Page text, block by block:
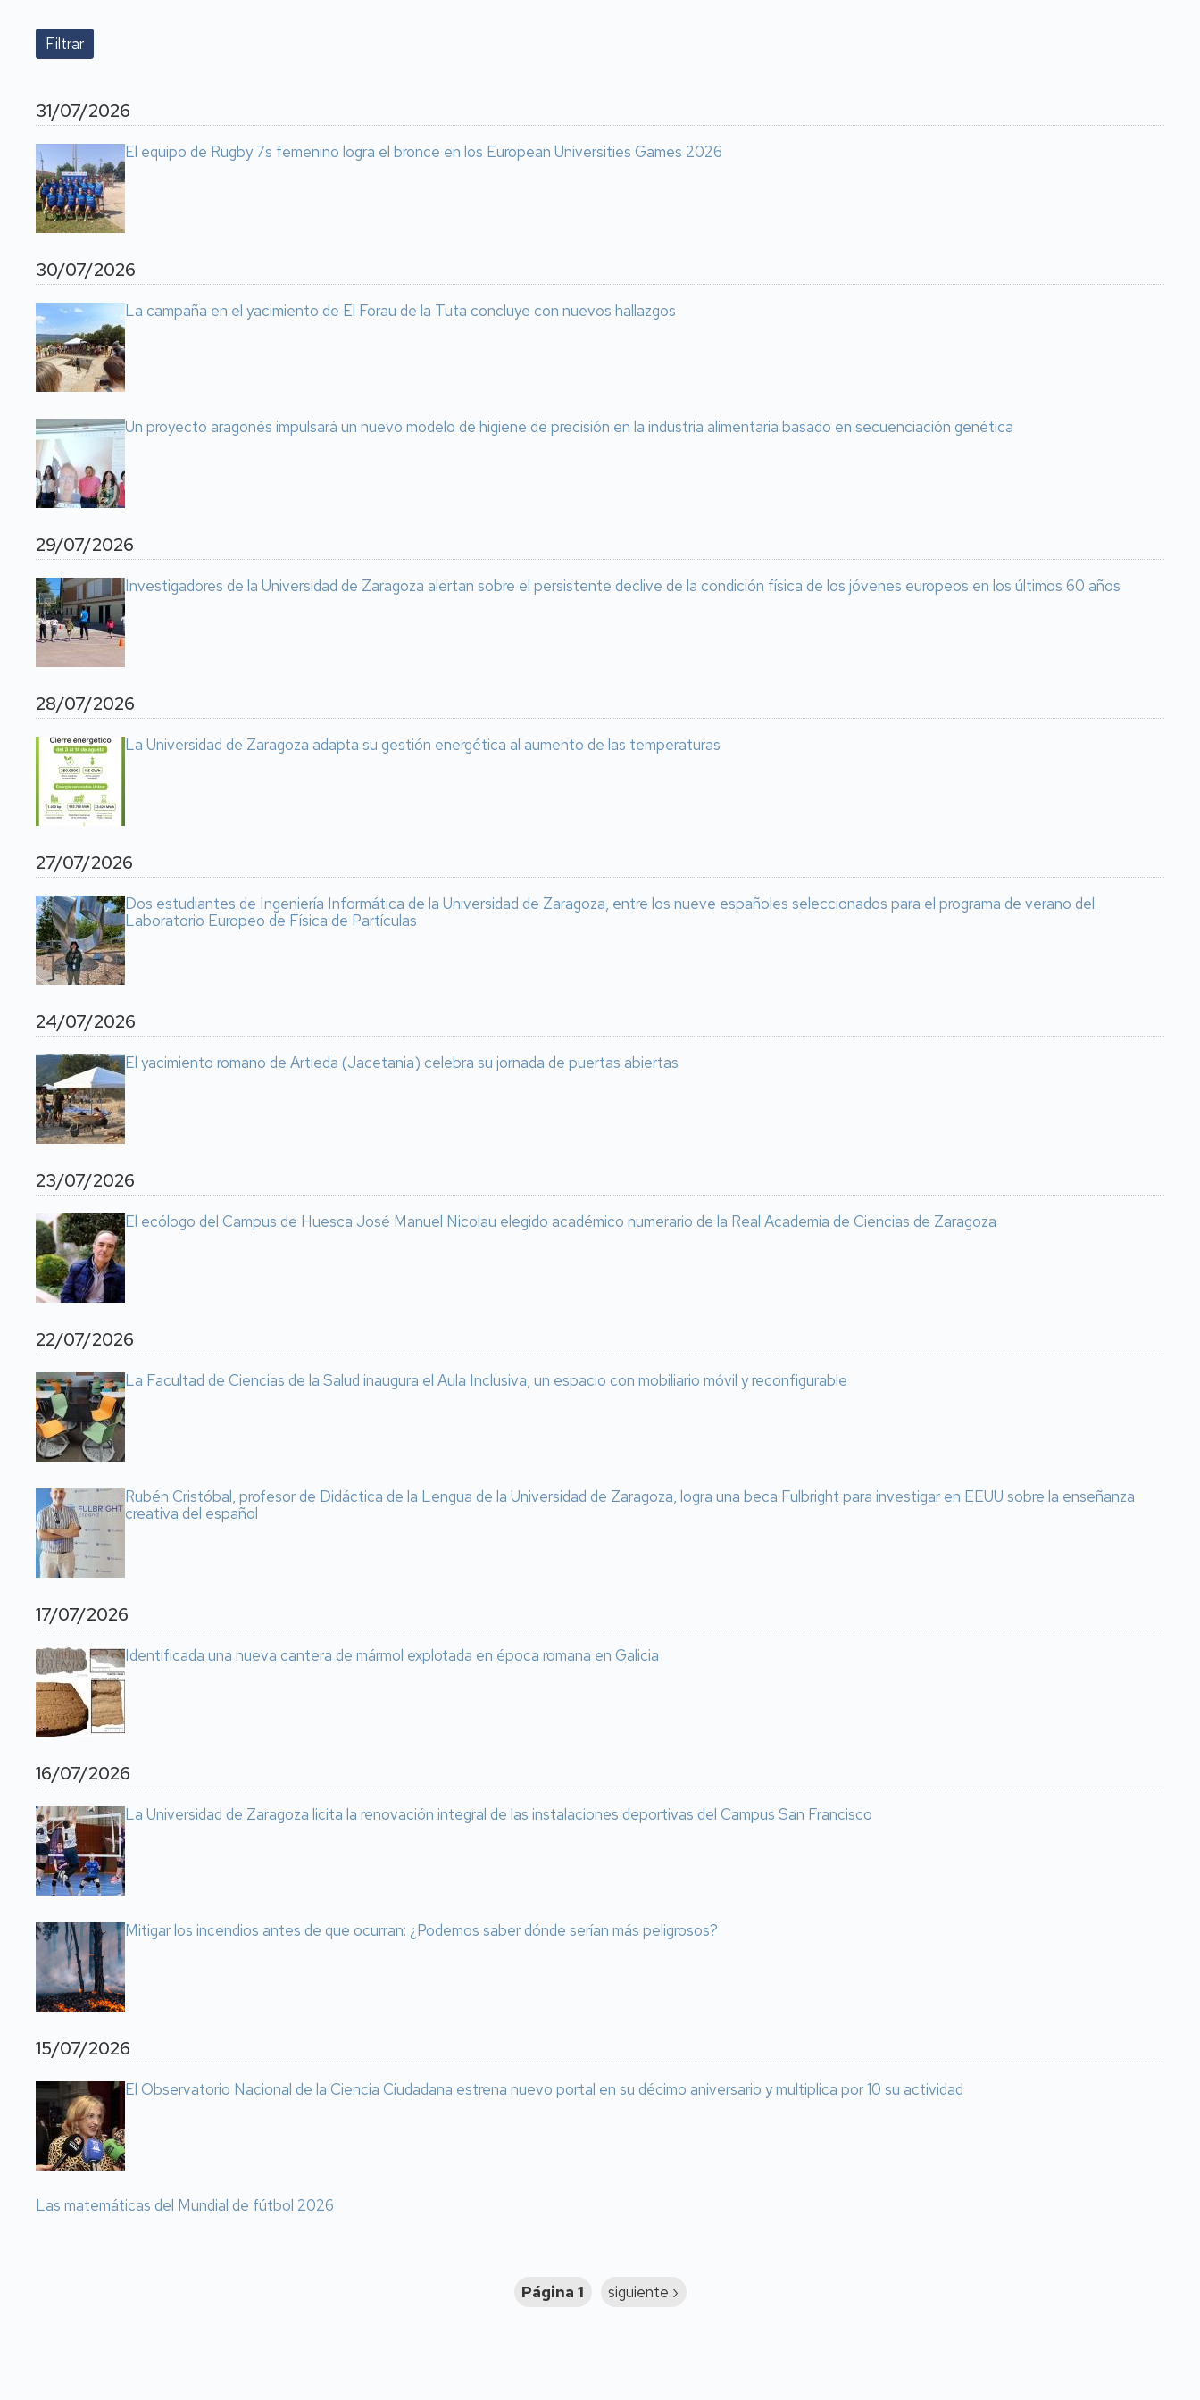
31/07/2026
El equipo de Rugby 7s femenino logra el bronce en los European Universities Games 2026
30/07/2026
La campaña en el yacimiento de El Forau de la Tuta concluye con nuevos hallazgos
Un proyecto aragonés impulsará un nuevo modelo de higiene de precisión en la industria alimentaria basado en secuenciación genética
29/07/2026
Investigadores de la Universidad de Zaragoza alertan sobre el persistente declive de la condición física de los jóvenes europeos en los últimos 60 años
28/07/2026
La Universidad de Zaragoza adapta su gestión energética al aumento de las temperaturas
27/07/2026
Dos estudiantes de Ingeniería Informática de la Universidad de Zaragoza, entre los nueve españoles seleccionados para el programa de verano del
Laboratorio Europeo de Física de Partículas
24/07/2026
El yacimiento romano de Artieda (Jacetania) celebra su jornada de puertas abiertas
23/07/2026
El ecólogo del Campus de Huesca José Manuel Nicolau elegido académico numerario de la Real Academia de Ciencias de Zaragoza
22/07/2026
La Facultad de Ciencias de la Salud inaugura el Aula Inclusiva, un espacio con mobiliario móvil y reconfigurable
Rubén Cristóbal, profesor de Didáctica de la Lengua de la Universidad de Zaragoza, logra una beca Fulbright para investigar en EEUU sobre la enseñanza
creativa del español
17/07/2026
Identificada una nueva cantera de mármol explotada en época romana en Galicia
16/07/2026
La Universidad de Zaragoza licita la renovación integral de las instalaciones deportivas del Campus San Francisco
Mitigar los incendios antes de que ocurran: ¿Podemos saber dónde serían más peligrosos?
15/07/2026
El Observatorio Nacional de la Ciencia Ciudadana estrena nuevo portal en su décimo aniversario y multiplica por 10 su actividad
Las matemáticas del Mundial de fútbol 2026
Página 1
Siguiente
siguiente ›